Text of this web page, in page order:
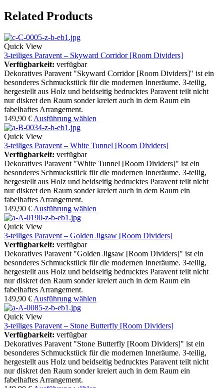
Related Products
Quick View
3-teiliges Paravent – Skyward Corridor [Room Dividers]
Verfügbarkeit: verfügbar
Dekoratives Paravent "Skyward Corridor [Room Dividers]" ist ein
besonderes Schmuckstück für die modernen Inneräume. 3-teilig,
hergestellt aus Holz und beidseitig bedrucktes Paravent teilt nicht
nur diskret den Raum sonder kreiert auch in dem Raum ein
fabelhaftes Arrangement.
149,90 € Ausführung wählen
Quick View
3-teiliges Paravent – White Tunnel [Room Dividers]
Verfügbarkeit: verfügbar
Dekoratives Paravent "White Tunnel [Room Dividers]" ist ein
besonderes Schmuckstück für die modernen Inneräume. 3-teilig,
hergestellt aus Holz und beidseitig bedrucktes Paravent teilt nicht
nur diskret den Raum sonder kreiert auch in dem Raum ein
fabelhaftes Arrangement.
149,90 € Ausführung wählen
Quick View
3-teiliges Paravent – Golden Jigsaw [Room Dividers]
Verfügbarkeit: verfügbar
Dekoratives Paravent "Golden Jigsaw [Room Dividers]" ist ein
besonderes Schmuckstück für die modernen Inneräume. 3-teilig,
hergestellt aus Holz und beidseitig bedrucktes Paravent teilt nicht
nur diskret den Raum sonder kreiert auch in dem Raum ein
fabelhaftes Arrangement.
149,90 € Ausführung wählen
Quick View
3-teiliges Paravent – Stone Butterfly [Room Dividers]
Verfügbarkeit: verfügbar
Dekoratives Paravent "Stone Butterfly [Room Dividers]" ist ein
besonderes Schmuckstück für die modernen Inneräume. 3-teilig,
hergestellt aus Holz und beidseitig bedrucktes Paravent teilt nicht
nur diskret den Raum sonder kreiert auch in dem Raum ein
fabelhaftes Arrangement.